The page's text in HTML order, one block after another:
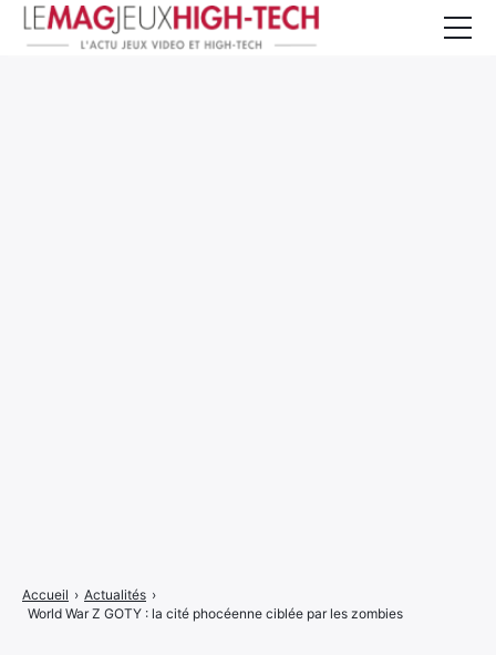
Accueil › Actualités ›
World War Z GOTY : la cité phocéenne ciblée par les zombies